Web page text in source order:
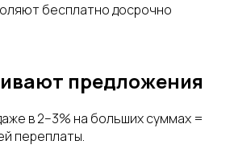
бесплатно досрочно
предложения
в 2–3% на больших суммах =
переплаты.